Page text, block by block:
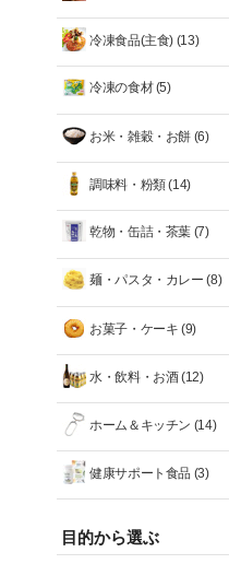
冷凍食品(主食) (13)
冷凍の食材(5)
お米・雑穀・お餅 (6)
調味料・粉類(14)
乾物・缶詰・茶葉 (7)
麺・パスタ・カレー (8)
お菓子・ケーキ (9)
水・飲料・お酒(12)
ホーム＆キッチン (14)
健康サポート食品 (3)
目的から選ぶ